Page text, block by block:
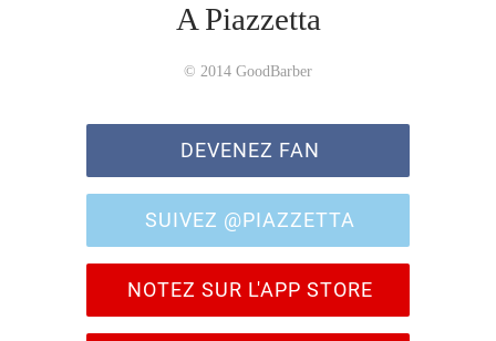
A Piazzetta
© 2014 GoodBarber
DEVENEZ FAN
SUIVEZ @PIAZZETTA
NOTEZ SUR L'APP STORE